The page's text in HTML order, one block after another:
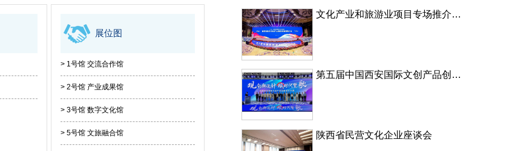
展位图
> 1号馆 交流合作馆
> 2号馆 产业成果馆
> 3号馆 数字文化馆
> 5号馆 文旅融合馆